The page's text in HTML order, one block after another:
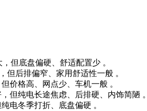
，但底盘偏硬、舒适配置少 。
但后排偏窄、家用舒适性一般 。
格高、网点少、车机一般 。
纯电长途焦虑、后排硬、内饰简陋 。
电冬季打折、底盘偏硬 。